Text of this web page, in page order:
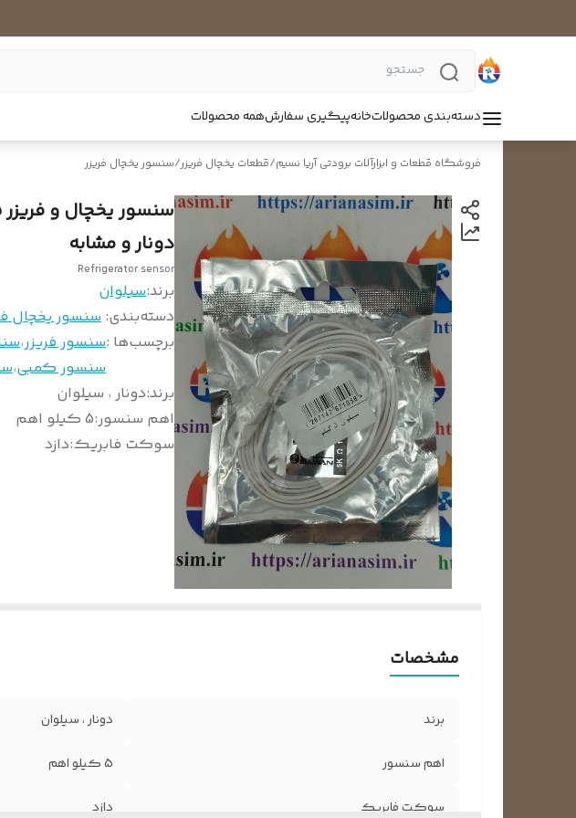
دسته‌بندی محصولاتخانهپیگیری سفارشهمه محصولات
فروشگاه قطعات و ابزارآلات برودتی آریا نسیم/قطعات یخچال فریزر/سنسور یخچال فریزر
دونار و مشابه
Refrigerator sensor
برند:سیلوان
دسته‌بندی: سنسور یخچال
برچسب‌ها :سنسور فریزر،
سنسور کمبی،
برند:دونار ، سیلوان
اهم سنسور:5 کیلو اهم
سوکت فابریک:دازد
مشخصات
برند دونار ، سیلوان
اهم سنسور 5 کیلو اهم
سوکت فابریک دازد